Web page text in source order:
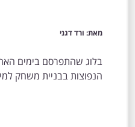
מאת: ורד דגני
הנפוצות בבניית משחק